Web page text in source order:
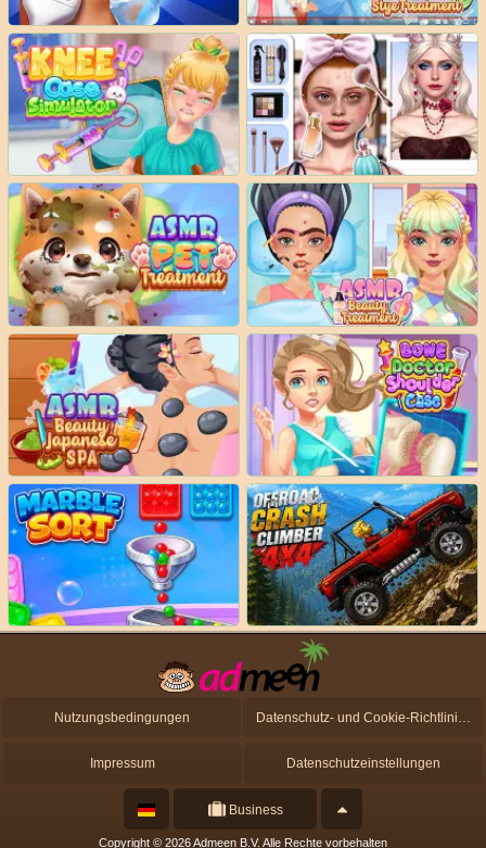
Nutzungsbedingungen Datenschutz- und Cookie-Richtlinien
Impressum Datenschutzeinstellungen
Business
Copyright © 2026 Admeen B.V. Alle Rechte vorbehalten